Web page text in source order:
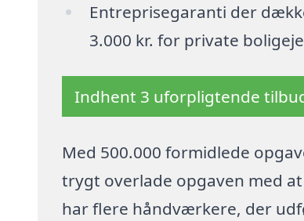
Entreprisegaranti der
3.000 kr. for private
Indhent 3 uforpligtende
Med 500.000 formidlede
trygt overlade opgaven med
har flere håndværkere, der